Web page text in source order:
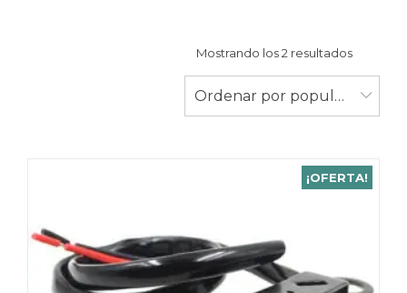
Mostrando los 2 resultados
Ordenar por popularidad
¡OFERTA!